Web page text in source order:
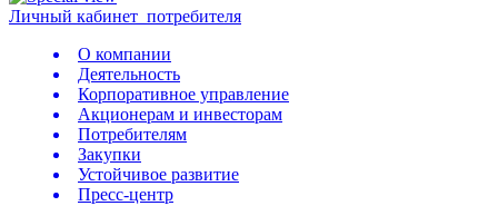
Личный кабинет потребителя
О компании
Деятельность
Корпоративное управление
Акционерам и инвесторам
Потребителям
Закупки
Устойчивое развитие
Пресс-центр